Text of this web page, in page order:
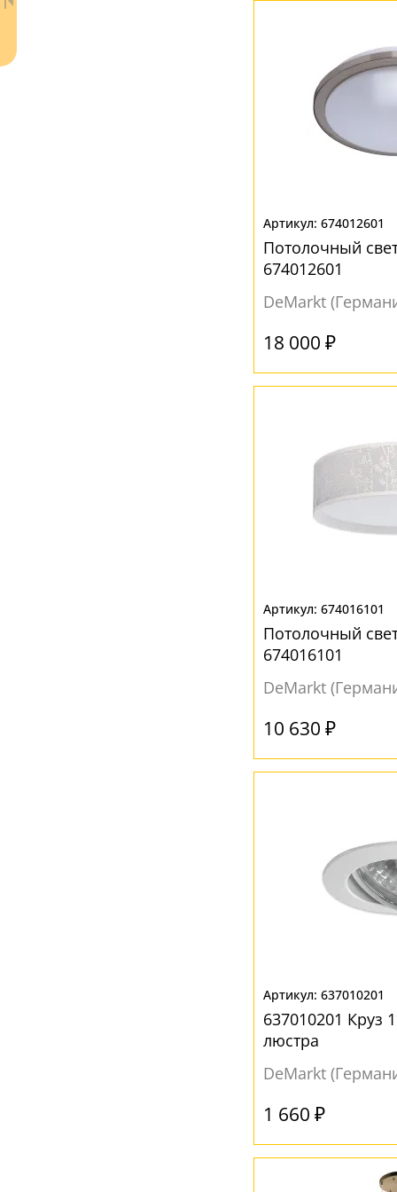
- бесплатно по России
- бесплатная доставка
674012601
Потолочный
674012601
DeMarkt
18 000 ₽
674016101
Потолочный
674016101
DeMarkt
10 630 ₽
637010201
637010201 Круз
люстра
DeMarkt
1 660 ₽